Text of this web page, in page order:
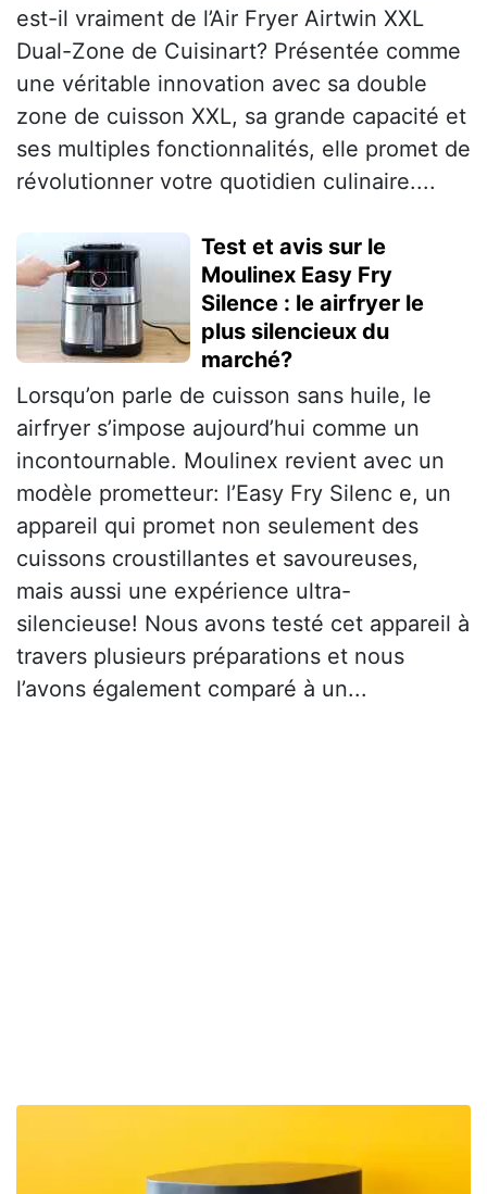
est-il vraiment de l’Air Fryer Airtwin XXL
Dual-Zone de Cuisinart? Présentée comme
une véritable innovation avec sa double
zone de cuisson XXL, sa grande capacité et
ses multiples fonctionnalités, elle promet de
révolutionner votre quotidien culinaire....
Test et avis sur le
Moulinex Easy Fry
Silence : le airfryer le
plus silencieux du
marché?
Lorsqu’on parle de cuisson sans huile, le
airfryer s’impose aujourd’hui comme un
incontournable. Moulinex revient avec un
modèle prometteur: l’Easy Fry Silenc e, un
appareil qui promet non seulement des
cuissons croustillantes et savoureuses,
mais aussi une expérience ultra-
silencieuse! Nous avons testé cet appareil à
travers plusieurs préparations et nous
l’avons également comparé à un...